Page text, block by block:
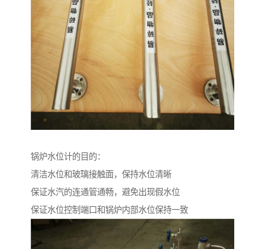
锅炉水位计的目的：
清洁水位和玻璃接触面，保持水位清晰
保证水汽的连通管通畅，避免出现假水位
保证水位控制端口和锅炉内部水位保持一致